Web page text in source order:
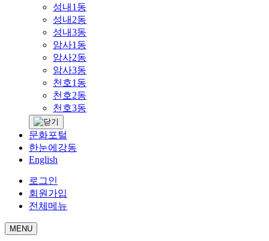
성내1동
성내2동
성내3동
암사1동
암사2동
암사3동
천호1동
천호2동
천호3동
문화포털
한눈에강동
English
로그인
회원가입
전체메뉴
MENU